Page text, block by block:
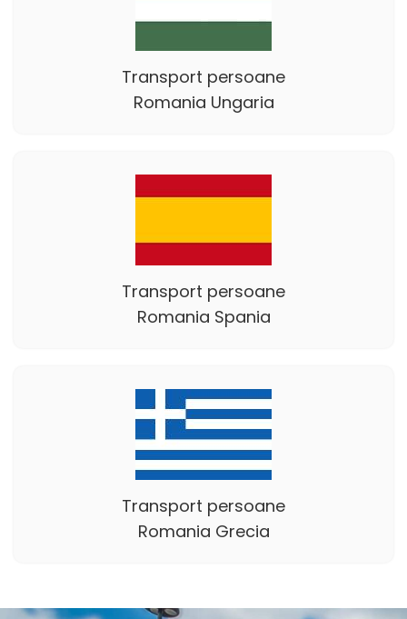
Transport persoane
Romania Ungaria
Transport persoane
Romania Spania
Transport persoane
Romania Grecia